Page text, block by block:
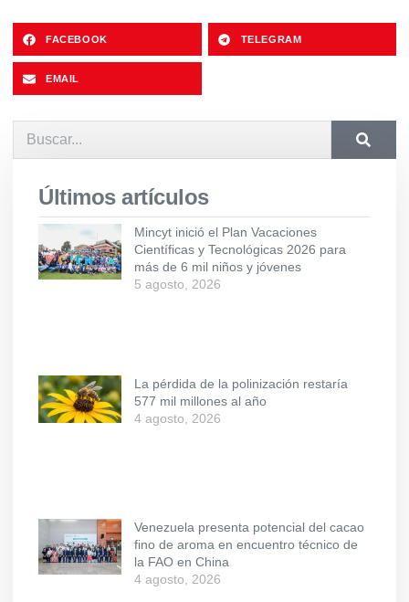
FACEBOOK TELEGRAM
EMAIL
Últimos artículos
Mincyt inició el Plan Vacaciones
Científicas y Tecnológicas 2026 para
más de 6 mil niños y jóvenes
5 agosto, 2026
La pérdida de la polinización restaría
577 mil millones al año
4 agosto, 2026
Venezuela presenta potencial del cacao
fino de aroma en encuentro técnico de
la FAO en China
4 agosto, 2026